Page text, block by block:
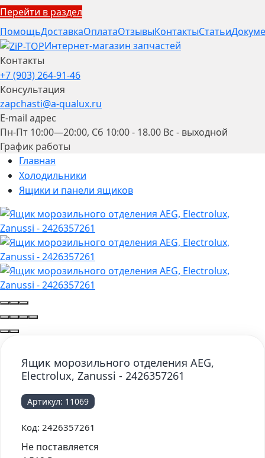
Перейти в раздел
ПомощьДоставкаОплатаОтзывыКонтактыСтатьи
Интернет-магазин запчастей
Контакты
+7 (903) 264-91-46
Консультация
zapchasti@a-qualux.ru
E-mail адрес
Пн-Пт 10:00—20:00, Сб 10:00 - 18.00 Вс - выходной
График работы
Главная
Холодильники
Ящики и панели ящиков
Ящик морозильного отделения AEG,
Electrolux, Zanussi - 2426357261
Артикул: 11069
Код: 2426357261
Не поставляется